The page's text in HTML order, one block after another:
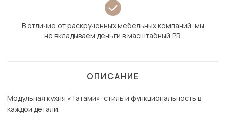
В отличие от раскрученных мебельных компаний, мы
не вкладываем деньги в масштабный PR.
ОПИСАНИЕ
Модульная кухня «Татами»: стиль и функциональность в
каждой детали.